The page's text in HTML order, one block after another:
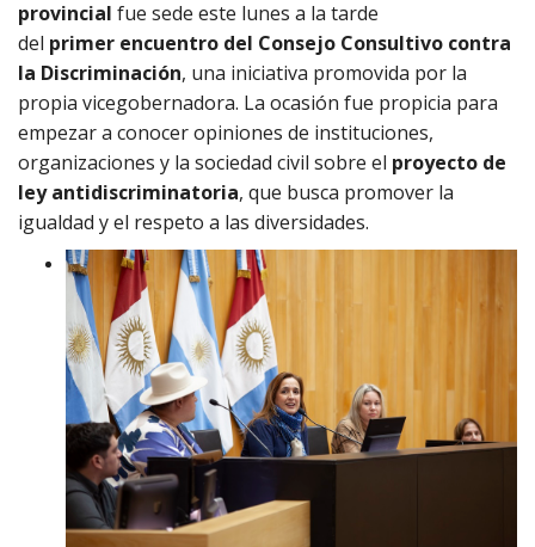
provincial fue sede este lunes a la tarde
del primer encuentro del Consejo Consultivo contra
la Discriminación, una iniciativa promovida por la
propia vicegobernadora. La ocasión fue propicia para
empezar a conocer opiniones de instituciones,
organizaciones y la sociedad civil sobre el proyecto de
ley antidiscriminatoria, que busca promover la
igualdad y el respeto a las diversidades.